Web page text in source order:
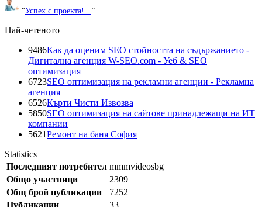
“Успех с проекта!... ”
Най-четеното
9486Как да оценим SEO стойността на съдържанието -
Дигитална агенция W-SEO.com - Уеб & SEO
оптимизация
6723SEO оптимизация на рекламни агенции - Рекламна
агенция
6526Кърти Чисти Извозва
5850SEO оптимизация на сайтове принадлежащи на ИТ
компании
5621Ремонт на баня София
Statistics
Последният потребител mmmvideosbg
Общо участници
2309
Общ брой публикации
7252